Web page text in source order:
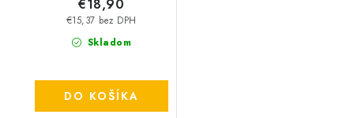
Skladom
€15,37 bez DPH
€18,90
DO KOŠÍKA